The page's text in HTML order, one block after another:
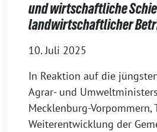
und wirtschaftliche
landwirtschaftlicher
10. Juli 2025
In Reaktion auf die
Agrar- und
Mecklenburg-Vorpommern,
Weiterentwicklung der